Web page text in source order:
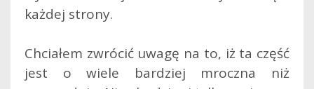
każdej strony.
Chciałem zwrócić uwagę na to, iż ta część
jest o wiele bardziej mroczna niż